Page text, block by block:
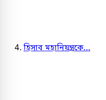
হিসাব মহানিয়ন্ত্রকে…